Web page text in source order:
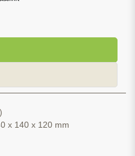
x 140 x 120 mm